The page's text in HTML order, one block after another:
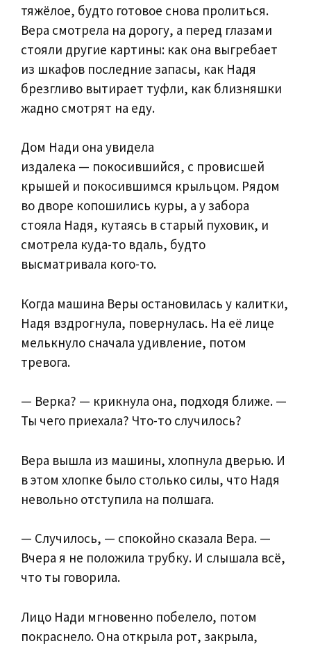
тяжёлое, будто готовое снова пролиться.
Вера смотрела на дорогу, а перед глазами
стояли другие картины: как она выгребает
из шкафов последние запасы, как Надя
брезгливо вытирает туфли, как близняшки
жадно смотрят на еду.
Дом Нади она увидела
издалека — покосившийся, с провисшей
крышей и покосившимся крыльцом. Рядом
во дворе копошились куры, а у забора
стояла Надя, кутаясь в старый пуховик, и
смотрела куда-то вдаль, будто
высматривала кого-то.
Когда машина Веры остановилась у калитки,
Надя вздрогнула, повернулась. На её лице
мелькнуло сначала удивление, потом
тревога.
— Верка? — крикнула она, подходя ближе. —
Ты чего приехала? Что-то случилось?
Вера вышла из машины, хлопнула дверью. И
в этом хлопке было столько силы, что Надя
невольно отступила на полшага.
— Случилось, — спокойно сказала Вера. —
Вчера я не положила трубку. И слышала всё,
что ты говорила.
Лицо Нади мгновенно побелело, потом
покраснело. Она открыла рот, закрыла,